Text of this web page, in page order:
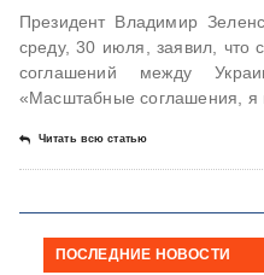
Президент Владимир
среду, 30 июля, заявил, что
соглашений между
«Масштабные соглашения, я
Читать всю статью
ПОСЛЕДНИЕ НОВОСТИ